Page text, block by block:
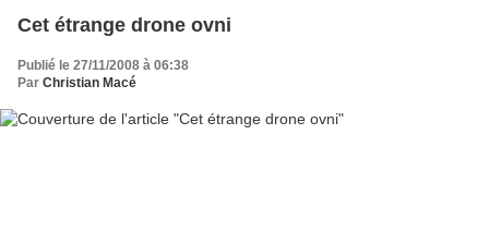
Cet étrange drone ovni
Publié le 27/11/2008 à 06:38
Par Christian Macé